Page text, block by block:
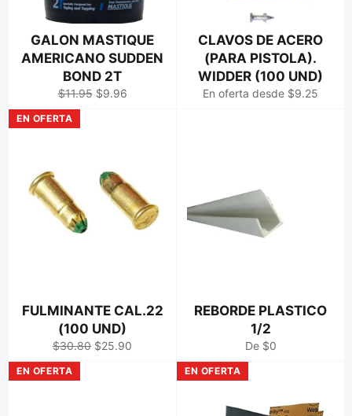
GALON MASTIQUE
AMERICANO SUDDEN
BOND 2T
Precio
habitual
$11.95 Precio
$9.96
CLAVOS DE ACERO
(PARA PISTOLA).
WIDDER (100 UND)
En oferta desde $9.25
FULMINANTE CAL.22
(100 UND)
Precio
habitual
$30.80 Precio
$25.90
EN OFERTA
REBORDE PLASTICO
1/2
De $0
EN OFERTA EN OFERTA